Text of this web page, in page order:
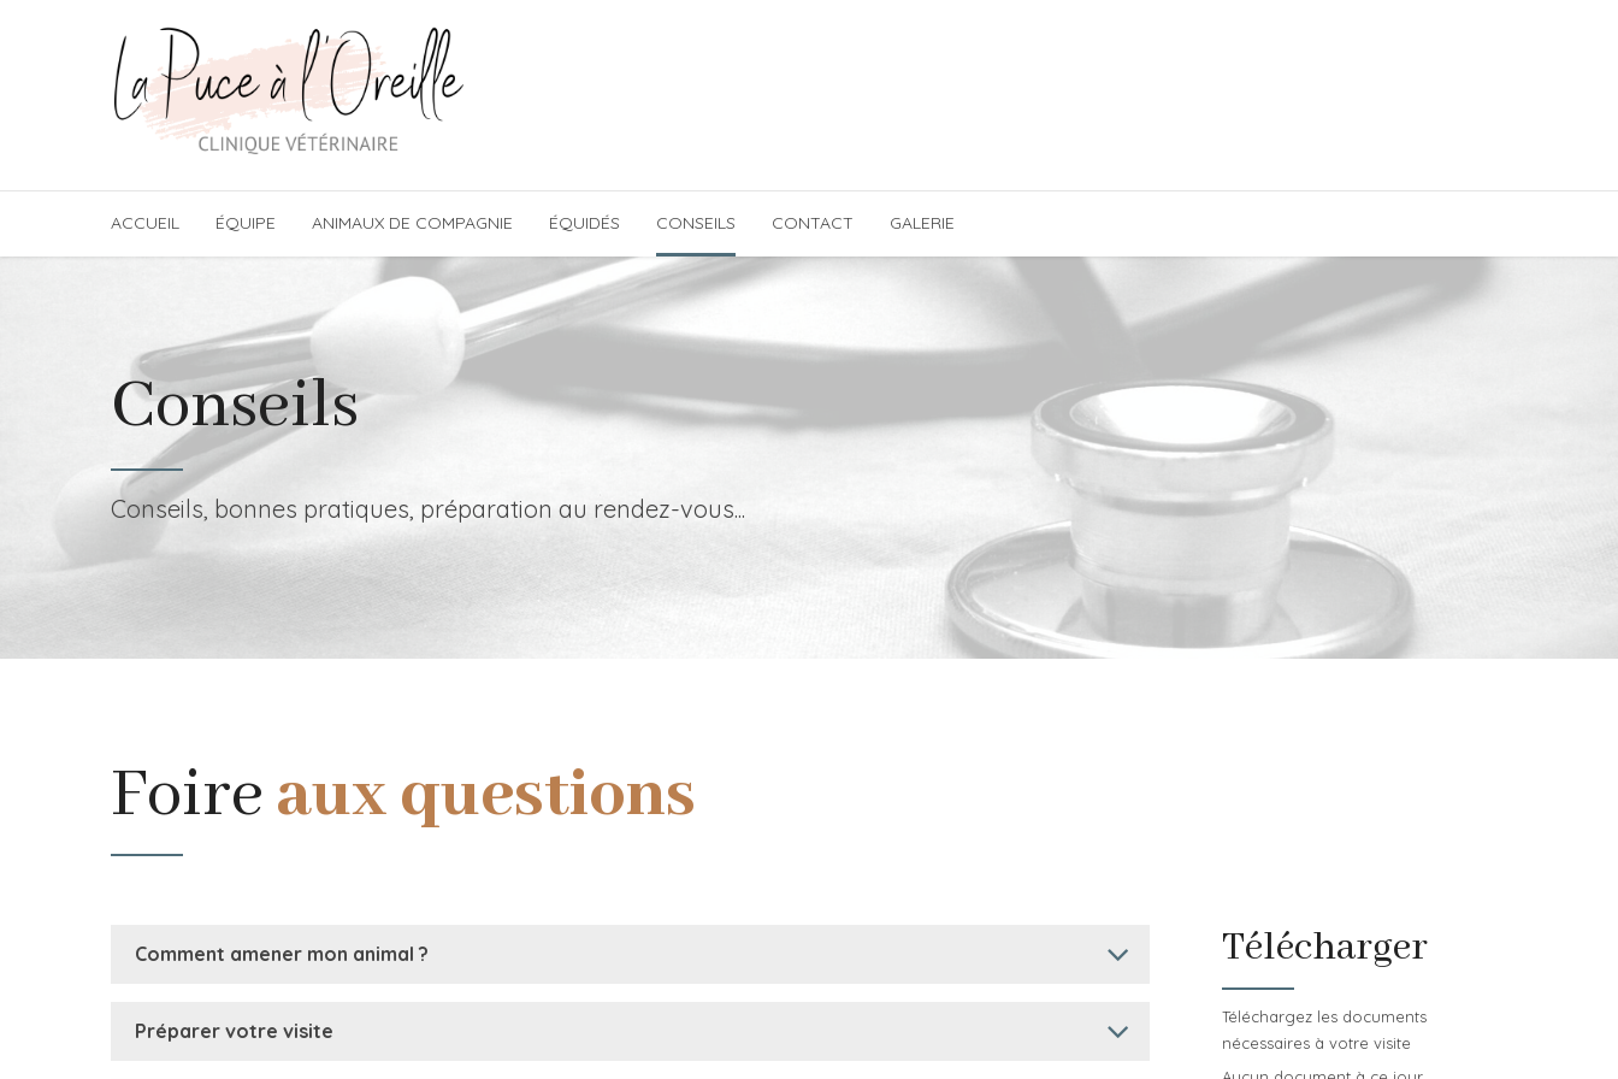
ACCUEIL ÉQUIPE ANIMAUX DE COMPAGNIE ÉQUIDÉS CONSEILS CONTACT GALERIE
Conseils
Conseils, bonnes pratiques, préparation au rendez-vous...
Foire aux questions
Comment amener mon animal ?
Préparer votre visite
Télécharger
Téléchargez les documents
nécessaires à votre visite